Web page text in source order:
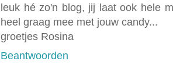
leuk hé zo'n blog, jij laat ook hele
heel graag mee met jouw candy...
groetjes Rosina
Beantwoorden